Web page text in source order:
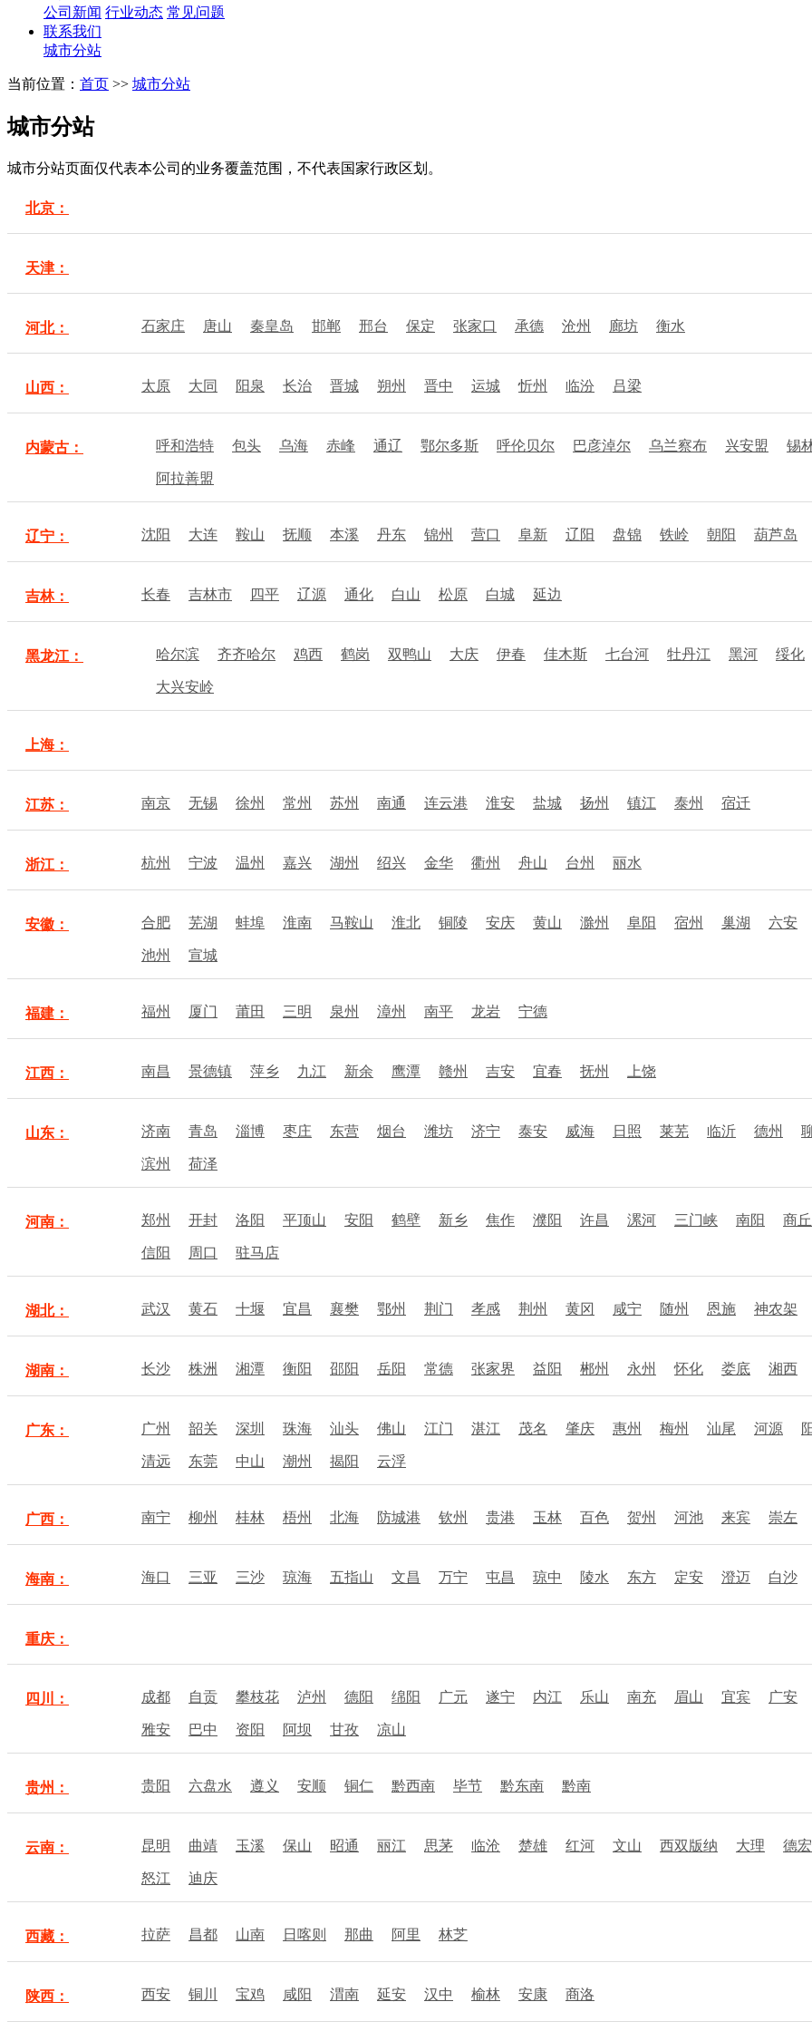
公司新闻 行业动态 常见问题
联系我们
城市分站
当前位置： 首页 >> 城市分站
城市分站
城市分站页面仅代表本公司的业务覆盖范围，不代表国家行政区划。
北京：
天津：
河北： 石家庄 唐山 秦皇岛 邯郸 邢台 保定 张家口 承德 沧州 廊坊 衡水
山西： 太原 大同 阳泉 长治 晋城 朔州 晋中 运城 忻州 临汾 吕梁
内蒙古： 呼和浩特 包头 乌海 赤峰 通辽 鄂尔多斯 呼伦贝尔 巴彦淖尔 乌兰察布 兴安盟 锡
阿拉善盟
辽宁： 沈阳 大连 鞍山 抚顺 本溪 丹东 锦州 营口 阜新 辽阳 盘锦 铁岭 朝阳 葫芦岛
吉林： 长春 吉林市 四平 辽源 通化 白山 松原 白城 延边
黑龙江： 哈尔滨 齐齐哈尔 鸡西 鹤岗 双鸭山 大庆 伊春 佳木斯 七台河 牡丹江 黑河 绥化
大兴安岭
上海：
江苏： 南京 无锡 徐州 常州 苏州 南通 连云港 淮安 盐城 扬州 镇江 泰州 宿迁
浙江： 杭州 宁波 温州 嘉兴 湖州 绍兴 金华 衢州 舟山 台州 丽水
安徽： 合肥 芜湖 蚌埠 淮南 马鞍山 淮北 铜陵 安庆 黄山 滁州 阜阳 宿州 巢湖 六安
池州 宣城
福建： 福州 厦门 莆田 三明 泉州 漳州 南平 龙岩 宁德
江西： 南昌 景德镇 萍乡 九江 新余 鹰潭 赣州 吉安 宜春 抚州 上饶
山东： 济南 青岛 淄博 枣庄 东营 烟台 潍坊 济宁 泰安 威海 日照 莱芜 临沂 德州
滨州 荷泽
河南： 郑州 开封 洛阳 平顶山 安阳 鹤壁 新乡 焦作 濮阳 许昌 漯河 三门峡 南阳 商丘
信阳 周口 驻马店
湖北： 武汉 黄石 十堰 宜昌 襄樊 鄂州 荆门 孝感 荆州 黄冈 咸宁 随州 恩施 神农架
湖南： 长沙 株洲 湘潭 衡阳 邵阳 岳阳 常德 张家界 益阳 郴州 永州 怀化 娄底 湘西
广东： 广州 韶关 深圳 珠海 汕头 佛山 江门 湛江 茂名 肇庆 惠州 梅州 汕尾 河源
清远 东莞 中山 潮州 揭阳 云浮
广西： 南宁 柳州 桂林 梧州 北海 防城港 钦州 贵港 玉林 百色 贺州 河池 来宾 崇左
海南： 海口 三亚 三沙 琼海 五指山 文昌 万宁 屯昌 琼中 陵水 东方 定安 澄迈 白沙
重庆：
四川： 成都 自贡 攀枝花 泸州 德阳 绵阳 广元 遂宁 内江 乐山 南充 眉山 宜宾 广安
雅安 巴中 资阳 阿坝 甘孜 凉山
贵州： 贵阳 六盘水 遵义 安顺 铜仁 黔西南 毕节 黔东南 黔南
云南： 昆明 曲靖 玉溪 保山 昭通 丽江 思茅 临沧 楚雄 红河 文山 西双版纳 大理 德宏
怒江 迪庆
西藏： 拉萨 昌都 山南 日喀则 那曲 阿里 林芝
陕西： 西安 铜川 宝鸡 咸阳 渭南 延安 汉中 榆林 安康 商洛